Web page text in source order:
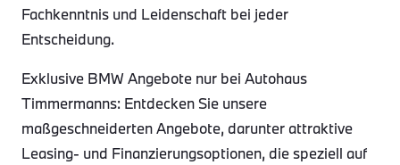
Fachkenntnis und Leidenschaft bei jeder
Entscheidung.
Exklusive BMW Angebote nur bei Autohaus
Timmermanns: Entdecken Sie unsere
maßgeschneiderten Angebote, darunter attraktive
Leasing- und Finanzierungsoptionen, die speziell auf